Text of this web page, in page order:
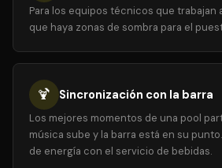
Para los equipos técnicos que trabajan
que haya zonas de sombra para el
🍹 Sincronización con la barra
Los mejores momentos de una pool
música sube y la barra está en su
de energía con el servicio de bebidas.